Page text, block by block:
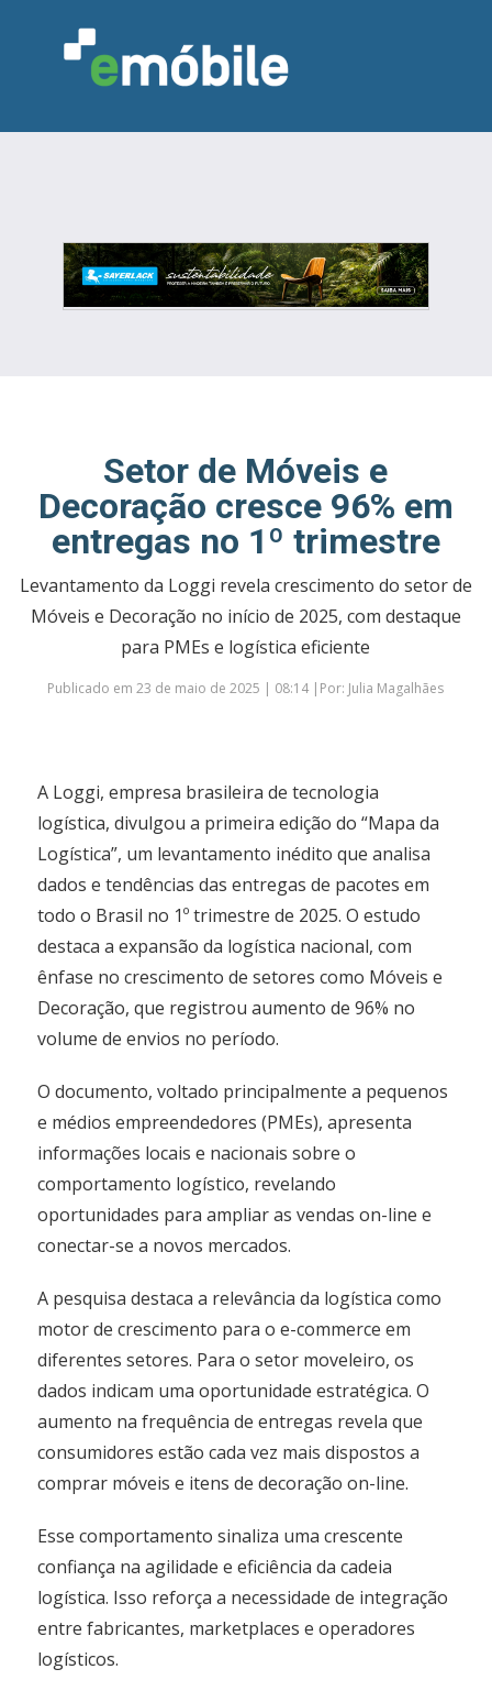
INDÚSTRIA MARCENARIA
DESIGN & DECORAÇÃO
INDICADORES
FEIRAS NOTÍCIAS
Setor de Móveis e
Decoração cresce 96% em
entregas no 1º trimestre
Levantamento da Loggi revela crescimento do setor de
Móveis e Decoração no início de 2025, com destaque
para PMEs e logística eficiente
Publicado em 23 de maio de 2025 | 08:14 |Por: Julia Magalhães
A Loggi, empresa brasileira de tecnologia
logística, divulgou a primeira edição do “Mapa da
Logística”, um levantamento inédito que analisa
dados e tendências das entregas de pacotes em
todo o Brasil no 1º trimestre de 2025. O estudo
destaca a expansão da logística nacional, com
ênfase no crescimento de setores como Móveis e
Decoração, que registrou aumento de 96% no
volume de envios no período.
O documento, voltado principalmente a pequenos
e médios empreendedores (PMEs), apresenta
informações locais e nacionais sobre o
comportamento logístico, revelando
oportunidades para ampliar as vendas on-line e
conectar-se a novos mercados.
A pesquisa destaca a relevância da logística como
motor de crescimento para o e-commerce em
diferentes setores. Para o setor moveleiro, os
dados indicam uma oportunidade estratégica. O
aumento na frequência de entregas revela que
consumidores estão cada vez mais dispostos a
comprar móveis e itens de decoração on-line.
Esse comportamento sinaliza uma crescente
confiança na agilidade e eficiência da cadeia
logística. Isso reforça a necessidade de integração
entre fabricantes, marketplaces e operadores
logísticos.